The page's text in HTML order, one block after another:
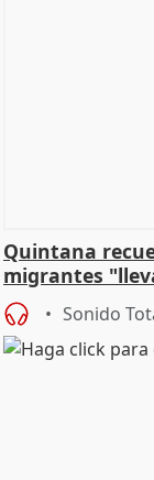
Quintana
migrantes
central
Sonido